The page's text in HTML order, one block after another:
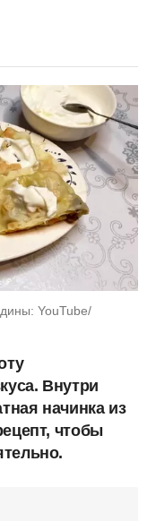
YouTube/
Внутри
начинка из
чтобы